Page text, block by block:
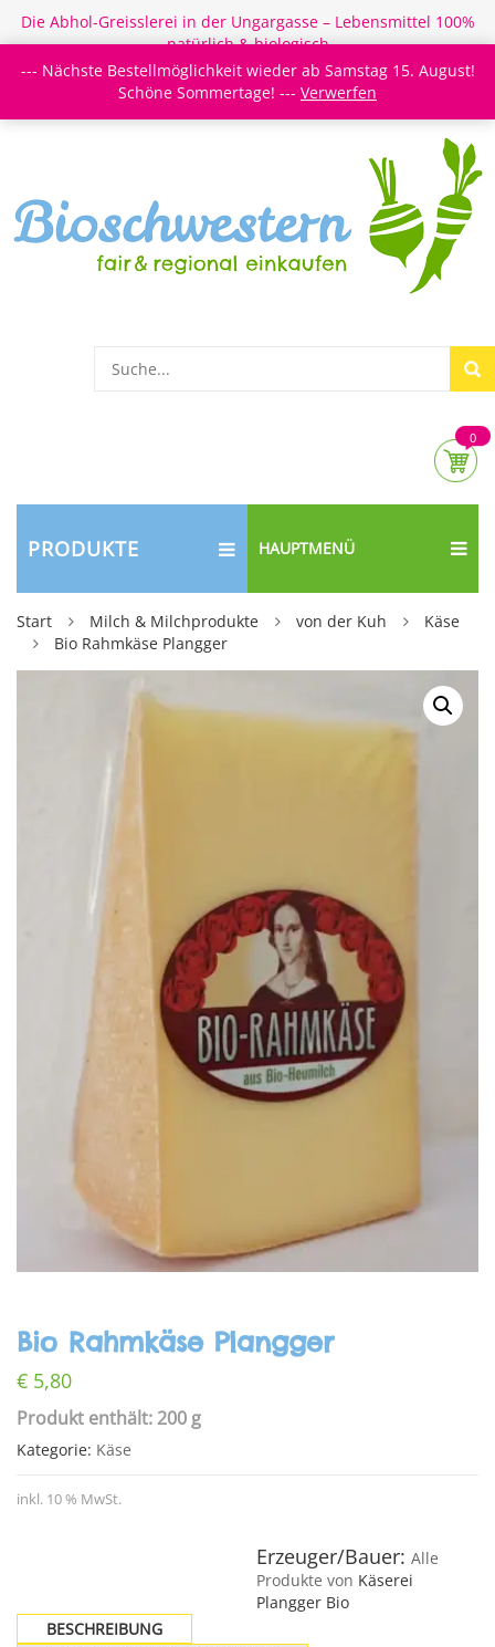
Die Abhol-Greisslerei in der Ungargasse – Lebensmittel 100%
natürlich & biologisch
Login/Register Newsletter Meine Merkzettel
0
PRODUKTE HAUPTMENÜ
Start Milch & Milchprodukte von der Kuh
Käse
Bio Rahmkäse Plangger
Bio Rahmkäse Plangger
€ 5,80
Produkt enthält: 200 g
Kategorie: Käse
inkl. 10 % MwSt.
Erzeuger/Bauer:Alle
Produkte von Käserei
Plangger Bio
BESCHREIBUNG
--- Nächste Bestellmöglichkeit wieder ab Samstag 15. August!
Schöne Sommertage! --- Verwerfen